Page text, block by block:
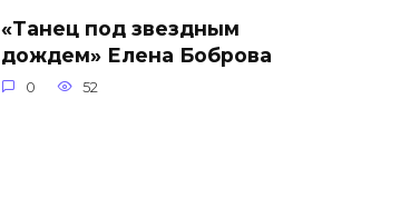
«Танец под звездным
дождем» Елена Боброва
0 52